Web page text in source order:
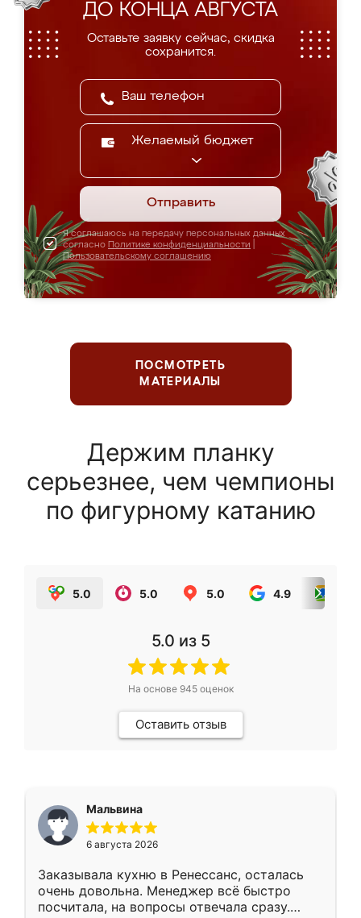
ДО КОНЦА АВГУСТА
Оставьте заявку сейчас, скидка
сохранится.
Желаемый бюджет
Отправить
Я соглашаюсь на передачу персональных данных
согласно Политике конфиденциальности
Пользовательскому соглашению
ПОСМОТРЕТЬ
МАТЕРИАЛЫ
Держим планку
серьезнее, чем чемпионы
по фигурному катанию
5.0 5.0 5.0 4.9
5.0 из 5
На основе 945оценок
Оставить отзыв
Мальвина
6 августа 2026
Заказывала кухню в Ренессанс, осталась
очень довольна. Менеджер всё быстро
посчитала, на вопросы отвечала сразу.